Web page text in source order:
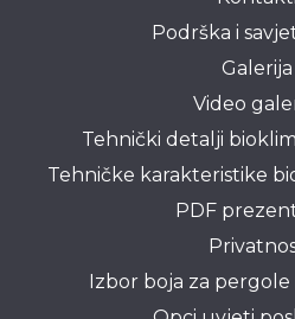
Podrška i
Galerija
Video
Tehnički detalji
Tehničke karakteristike
PDF
Izbor boja za